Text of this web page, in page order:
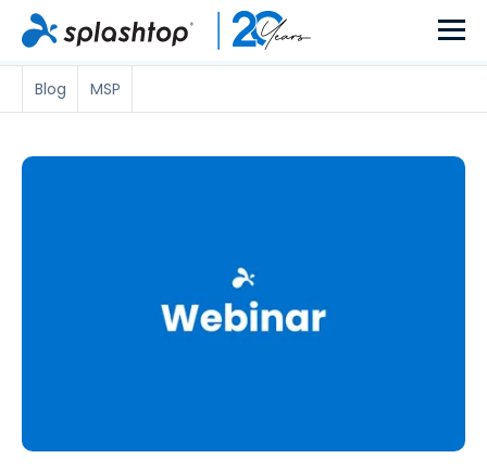
Blog MSP